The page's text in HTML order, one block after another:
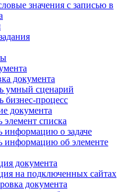
значения с записью в
документа
умный сценарий
бизнес-процесс
документа
элемент списка
информацию о задаче
информацию об элементе
документа
на подключенных сайтах
документа